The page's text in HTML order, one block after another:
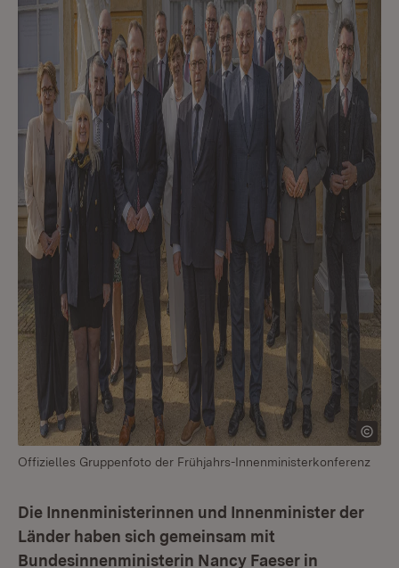
Offizielles Gruppenfoto der Frühjahrs-Innenministerkonferenz
Die Innenministerinnen und Innenminister der
Länder haben sich gemeinsam mit
Bundesinnenministerin Nancy Faeser in